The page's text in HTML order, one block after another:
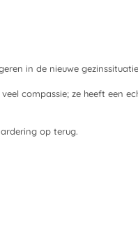
in de nieuwe
compassie; ze heeft een
op terug.